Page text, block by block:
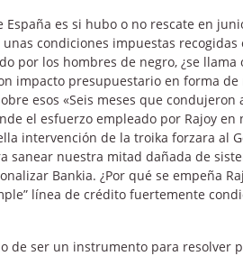
es si hubo o no rescate en
condiciones impuestas
por los hombres de negro, ¿se llama
impacto presupuestario en forma de
esos «Seis meses que condujeron
el esfuerzo empleado por Rajoy en
intervención de la troika forzara al
sanear nuestra mitad dañada de
Bankia. ¿Por qué se empeña
línea de crédito fuertemente
de ser un instrumento para resolver